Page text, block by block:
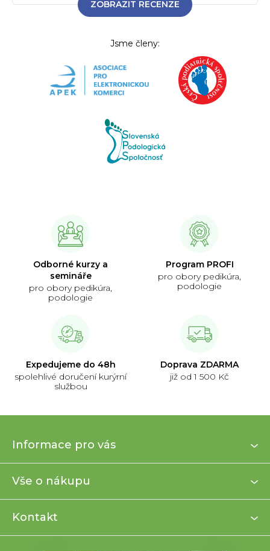
ZOBRAZIT RECENZE
Jsme členy:
Odborné kurzy a
semináře
pro obory pedikúra,
podologie
Program PROFI
pro obory pedikúra,
podologie
Expedujeme do 48h
spolehlivé doručení kurýrní
službou
Doprava ZDARMA
již od 1 500 Kč
p
t
Informace pro vás
Vše o nákupu
Kontakt